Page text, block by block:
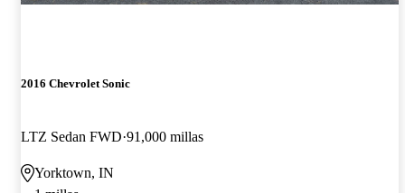
2016 Chevrolet Sonic
LTZ Sedan FWD 91,000 millas
Yorktown, IN